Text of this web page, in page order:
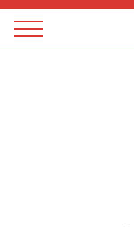
Magazine
Panneau de gestion